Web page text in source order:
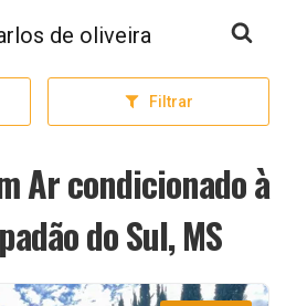
Filtrar
Ar condicionado à
do Sul, MS